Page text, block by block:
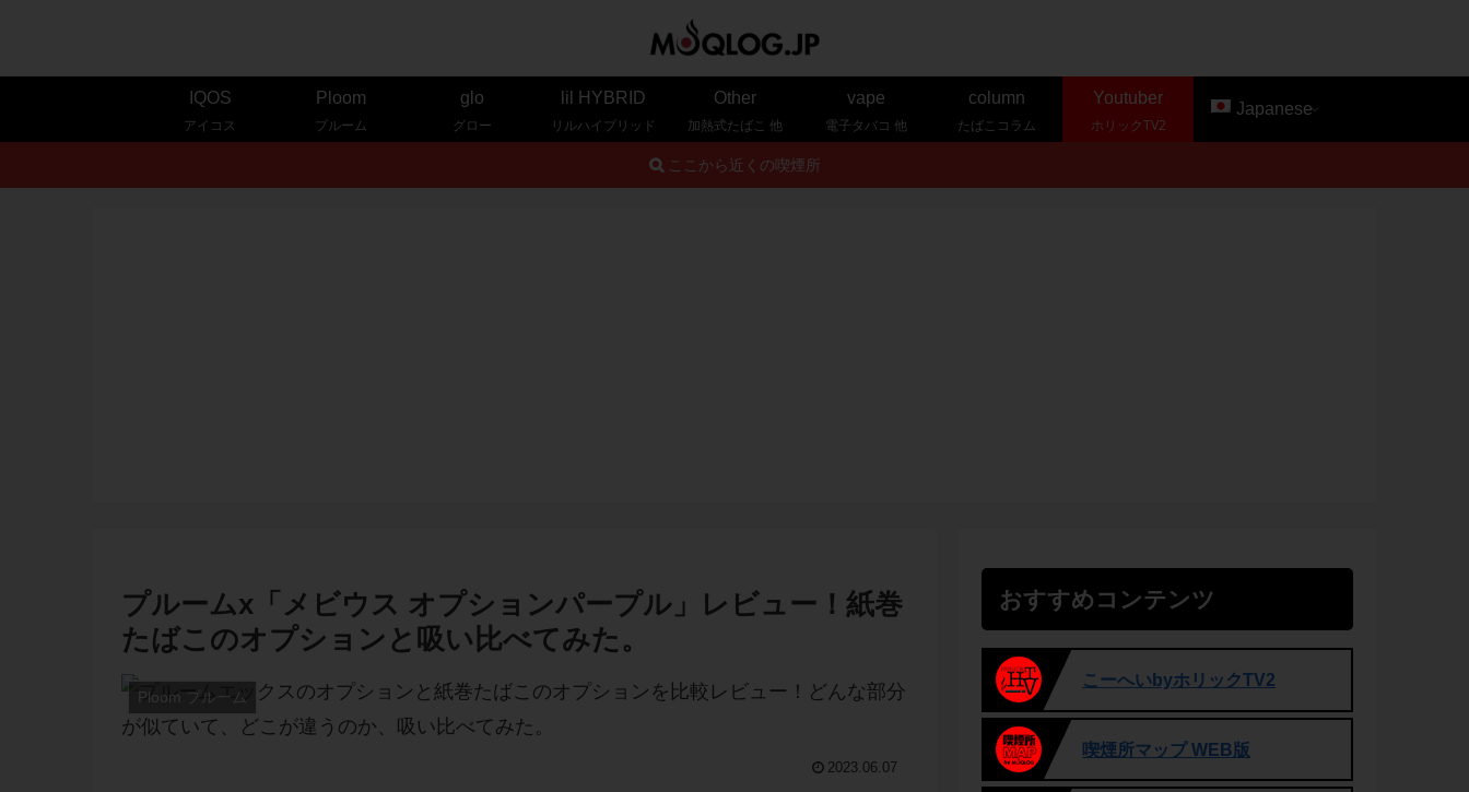
IQOS
アイコス
Ploom
プルーム
glo
グロー
lil HYBRID
リルハイブリッド
Other
加熱式たばこ 他
vape
電子タバコ 他
column
たばこコラム
Youtuber
ホリックTV2
Japanese
ここから近くの喫煙所
プルームx「メビウス オプションパープル」レビュー！紙巻
たばこのオプションと吸い比べてみた。
Ploom プルーム
2023.06.07
おすすめコンテンツ
こーへいbyホリックTV2
喫煙所マップ WEB版